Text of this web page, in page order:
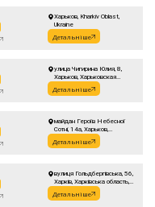
Харьков, Kharkiv Oblast,
Ukraine
Детальніше
улица Чигирина Юлия, 8,
Харьков, Харьковская
область, Украина
Детальніше
майдан Героїв Небесної
Сотні, 14а, Харьков,
Харьковская область, Украина
Детальніше
вулиця Гольдбергівська, 56,
Харків, Харківська область,
Детальніше